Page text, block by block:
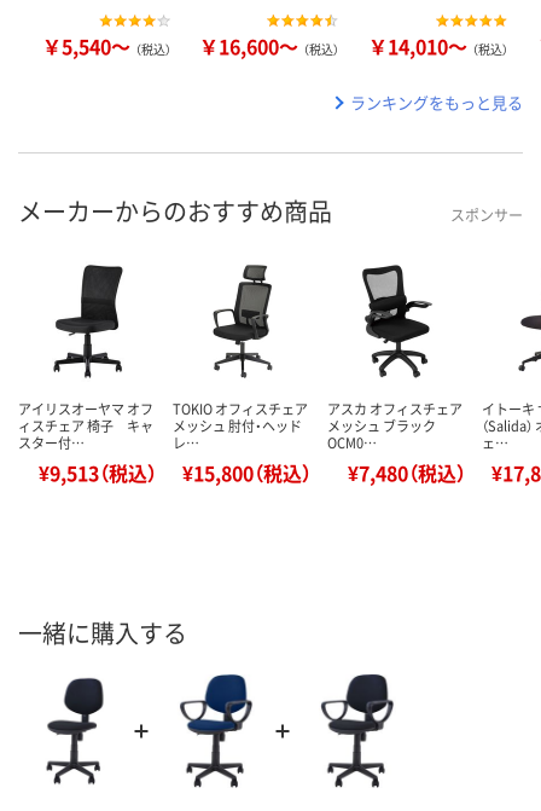
￥5,540～ （税込） ￥16,600～ （税込） ￥14,010～ （税込）
ランキングをもっと見る
メーカーからのおすすめ商品 スポンサー
アイリスオーヤマ オフ
ィスチェア 椅子 キャ
スター付…
¥9,513（税込）
TOKIO オフィスチェア
メッシュ 肘付・ヘッド
レ…
¥15,800（税込）
アスカ オフィスチェア
メッシュ ブラック
OCM0…
¥7,480（税込）
イトーキ
（Salida
ェ…
一緒に購入する